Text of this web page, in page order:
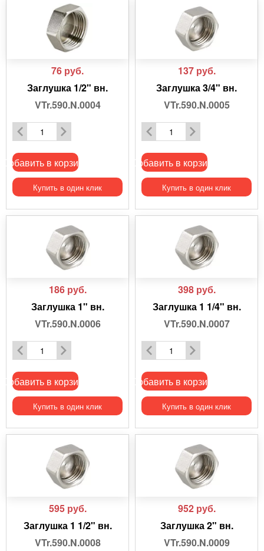
76 руб.
Заглушка 1/2" вн.
VTr.590.N.0004
Добавить в корзину
Купить в один клик
137 руб.
Заглушка 3/4" вн.
VTr.590.N.0005
Добавить в корзину
Купить в один клик
186 руб.
Заглушка 1" вн.
VTr.590.N.0006
Добавить в корзину
Купить в один клик
398 руб.
Заглушка 1 1/4" вн.
VTr.590.N.0007
Добавить в корзину
Купить в один клик
595 руб.
Заглушка 1 1/2" вн.
VTr.590.N.0008
952 руб.
Заглушка 2" вн.
VTr.590.N.0009